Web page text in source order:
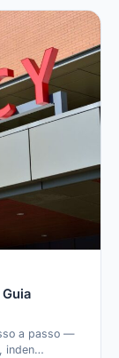
a passo —
inden…